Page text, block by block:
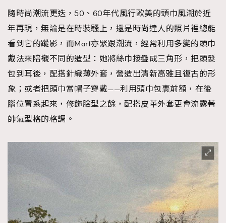
隨時尚潮流更迭，50、60年代風行歐美的頭巾風潮於近
年再現，無論是在時裝騷上，還是時尚達人的照片裡總能
看到它的蹤影，而Marf亦緊跟潮流，經常利用多變的頭巾
戴法來陪襯不同的造型：她將絲巾接疊成三角形，把頭髮
包到耳後，配搭針織薄外套，營造出清新高雅且復古的形
象；或者把頭巾當帽子穿戴——利用頭巾包裹前額，在後
腦位置系起來，修飾臉型之餘，配搭皮革外套更會流露著
帥氣型格的格調。